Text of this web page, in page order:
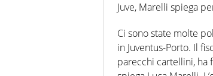
Juve, Marelli spiega
Ci sono state molte
in Juventus-Porto. Il
parecchi cartellini, ha